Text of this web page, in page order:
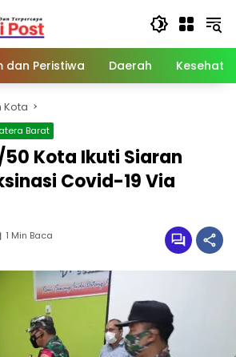
dan Peristiwa Daerah
Kota
Barat
Kota Ikuti Siaran
Covid-19 Via
1 Min Baca